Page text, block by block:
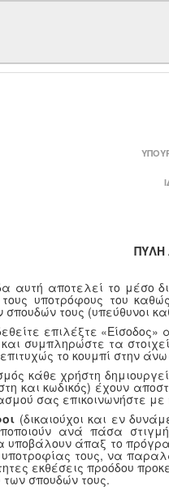
ΠΥΛΗ
αυτή αποτελεί το μέσο
υποτρόφους του
σπουδών τους (υπεύθυνοι
επιλέξτε
και συμπληρώστε τα
επιτυχώς το κουμπί στην
κάθε χρήστη
και κωδικός) έχουν
σας επικοινωνήστε με
(δικαιούχοι και εν
ανά πάσα
υποβάλουν άπαξ το
τους, να
εκθέσεις προόδου
των σπουδών τους.